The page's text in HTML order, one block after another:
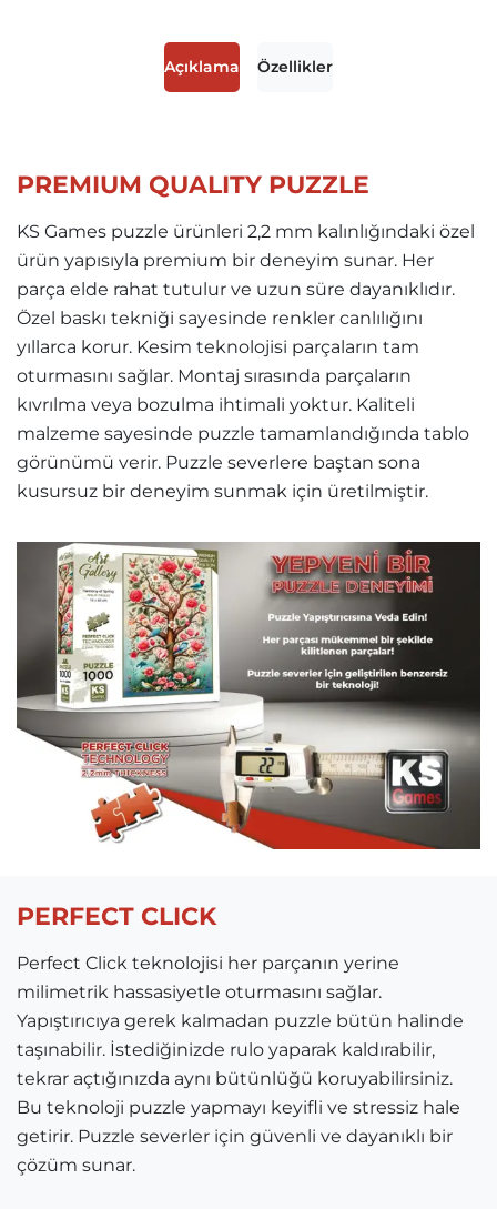
Açıklama Özellikler
PREMIUM QUALITY PUZZLE
KS Games puzzle ürünleri 2,2 mm kalınlığındaki özel
ürün yapısıyla premium bir deneyim sunar. Her
parça elde rahat tutulur ve uzun süre dayanıklıdır.
Özel baskı tekniği sayesinde renkler canlılığını
yıllarca korur. Kesim teknolojisi parçaların tam
oturmasını sağlar. Montaj sırasında parçaların
kıvrılma veya bozulma ihtimali yoktur. Kaliteli
malzeme sayesinde puzzle tamamlandığında tablo
görünümü verir. Puzzle severlere baştan sona
kusursuz bir deneyim sunmak için üretilmiştir.
PERFECT CLICK
Perfect Click teknolojisi her parçanın yerine
milimetrik hassasiyetle oturmasını sağlar.
Yapıştırıcıya gerek kalmadan puzzle bütün halinde
taşınabilir. İstediğinizde rulo yaparak kaldırabilir,
tekrar açtığınızda aynı bütünlüğü koruyabilirsiniz.
Bu teknoloji puzzle yapmayı keyifli ve stressiz hale
getirir. Puzzle severler için güvenli ve dayanıklı bir
çözüm sunar.